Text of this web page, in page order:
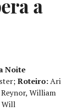
a
Noite
Roteiro:Ari
William
Will